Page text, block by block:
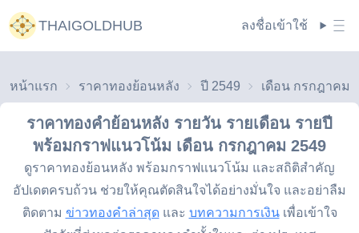
THAIGOLDHUB ลงชื่อเข้าใช้
หน้าแรก ราคาทองย้อนหลัง ปี 2549
ราคาทองคำย้อนหลัง รายวัน รายเดือน รายปี
พร้อมกราฟแนวโน้ม เดือน กรกฎาคม 2549
ดูราคาทองย้อนหลัง พร้อมกราฟแนวโน้ม และสถิติสำคัญ
อัปเดตครบถ้วน ช่วยให้คุณตัดสินใจได้อย่างมั่นใจ และอย่าลืม
ติดตาม ข่าวทองคำล่าสุด และ บทความการเงิน เพื่อเข้าใจ